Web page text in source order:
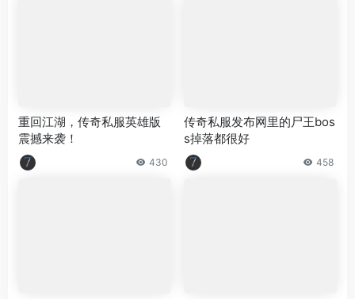
重回江湖，传奇私服英雄版
震撼来袭！
430
传奇私服发布网里的尸王bos
s掉落都很好
458